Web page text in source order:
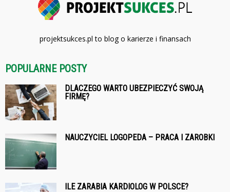
projektsukces.pl to blog o karierze i finansach
POPULARNE POSTY
DLACZEGO WARTO UBEZPIECZYĆ SWOJĄ
FIRMĘ?
NAUCZYCIEL LOGOPEDA – PRACA I ZAROBKI
ILE ZARABIA KARDIOLOG W POLSCE?